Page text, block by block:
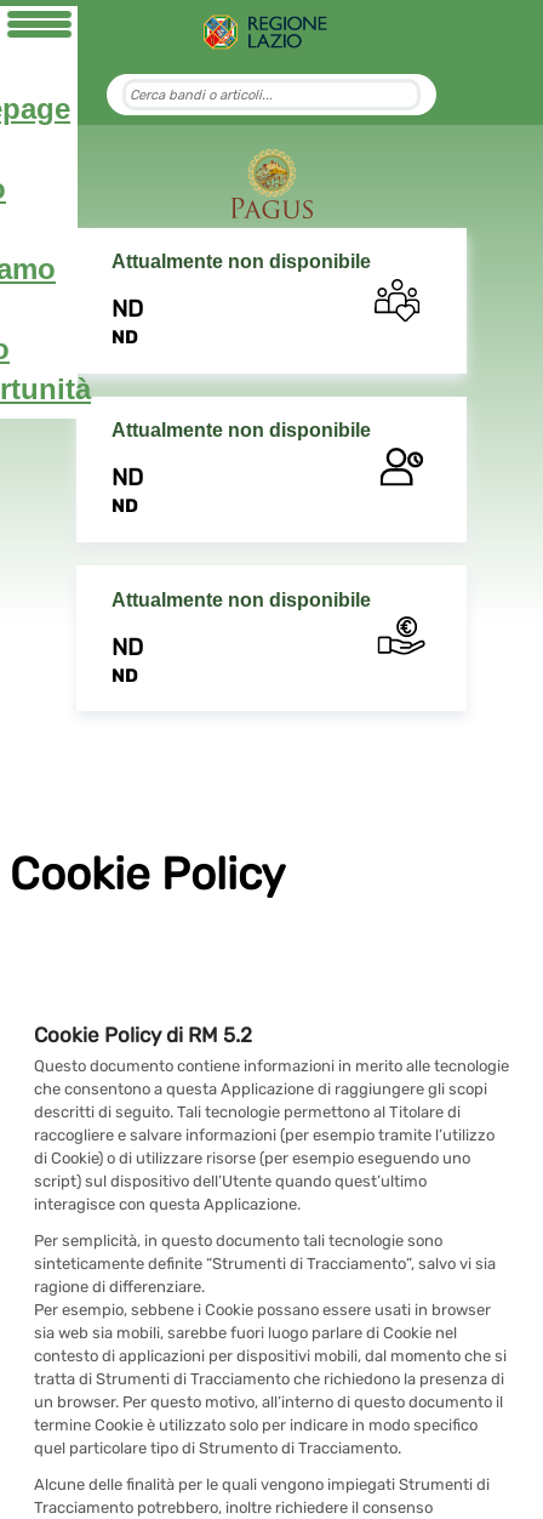
Attualmente non disponibile
ND
ND
Attualmente non disponibile
ND
ND
Attualmente non disponibile
ND
ND
Cookie Policy
Cookie Policy di RM 5.2
Questo documento contiene informazioni in merito alle tecnologie
che consentono a questa Applicazione di raggiungere gli scopi
descritti di seguito. Tali tecnologie permettono al Titolare di
raccogliere e salvare informazioni (per esempio tramite l’utilizzo
di Cookie) o di utilizzare risorse (per esempio eseguendo uno
script) sul dispositivo dell’Utente quando quest’ultimo
interagisce con questa Applicazione.
Per semplicità, in questo documento tali tecnologie sono
sinteticamente definite “Strumenti di Tracciamento”, salvo vi sia
ragione di differenziare.
Per esempio, sebbene i Cookie possano essere usati in browser
sia web sia mobili, sarebbe fuori luogo parlare di Cookie nel
contesto di applicazioni per dispositivi mobili, dal momento che si
tratta di Strumenti di Tracciamento che richiedono la presenza di
un browser. Per questo motivo, all’interno di questo documento il
termine Cookie è utilizzato solo per indicare in modo specifico
quel particolare tipo di Strumento di Tracciamento.
Alcune delle finalità per le quali vengono impiegati Strumenti di
Tracciamento potrebbero, inoltre richiedere il consenso